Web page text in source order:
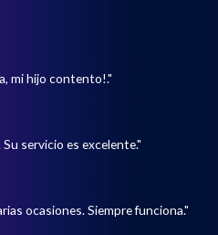
mi hijo contento!."
servicio es excelente."
ocasiones. Siempre funciona."